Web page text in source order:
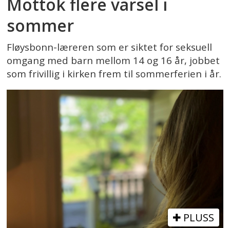
Mottok flere varsel i
sommer
Fløysbonn-læreren som er siktet for seksuell
omgang med barn mellom 14 og 16 år, jobbet
som frivillig i kirken frem til sommerferien i år.
PLUSS